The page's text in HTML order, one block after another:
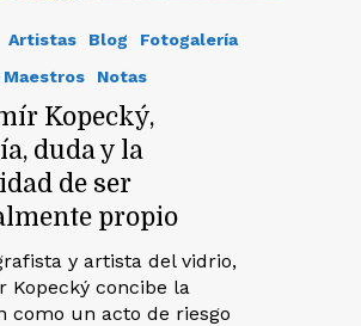
Artistas Blog
Fotogalería
Maestros
Notas
Kopecký,
duda y la
de ser
propio
y artista del vidrio,
Kopecký concibe la
como un acto de riesgo